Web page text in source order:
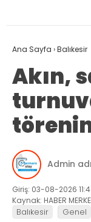
Ana Sayfa ›Balıkesir
Akın,
Admin
Giriş: 03-08-2026
Kaynak: HABER
Balıkesir Genel